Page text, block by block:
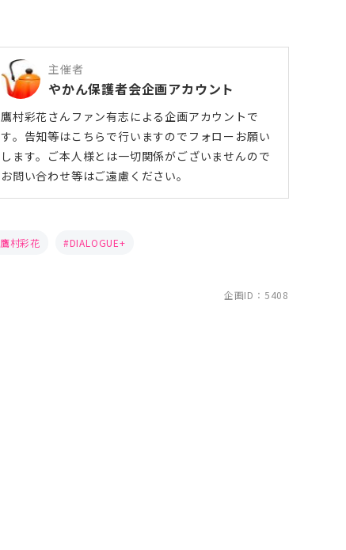
主催者
やかん保護者会企画アカウント
鷹村彩花さんファン有志による企画アカウントで
す。告知等はこちらで行いますのでフォローお願い
します。ご本人様とは一切関係がございませんので
お問い合わせ等はご遠慮ください。
鷹村彩花 DIALOGUE+
企画ID：5408